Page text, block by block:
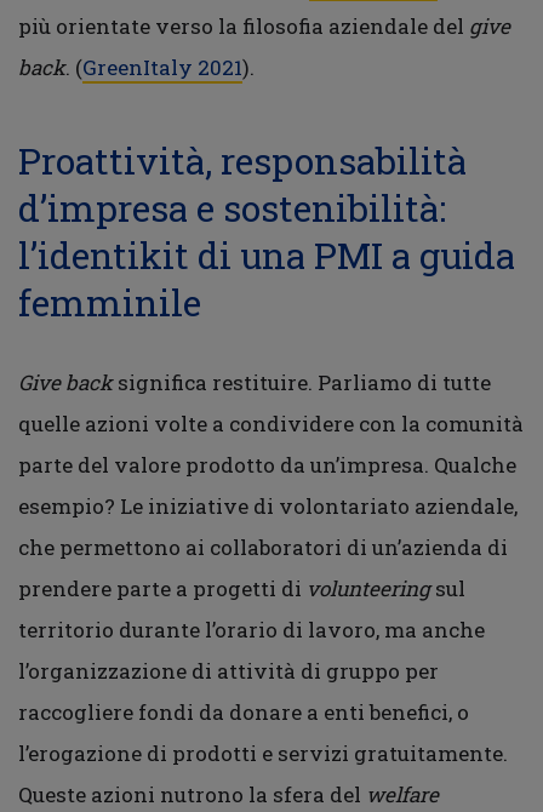
più orientate verso la filosofia aziendale del give
back. (GreenItaly 2021).
Proattività, responsabilità
d’impresa e sostenibilità:
l’identikit di una PMI a guida
femminile
Give backsignifica restituire. Parliamo di tutte
quelle azioni volte a condividere con la comunità
parte del valore prodotto da un’impresa. Qualche
esempio? Le iniziative di volontariato aziendale,
che permettono ai collaboratori di un’azienda di
prendere parte a progetti di volunteeringsul
territorio durante l’orario di lavoro, ma anche
l’organizzazione di attività di gruppo per
raccogliere fondi da donare a enti benefici, o
l’erogazione di prodotti e servizi gratuitamente.
Queste azioni nutrono la sfera del welfare